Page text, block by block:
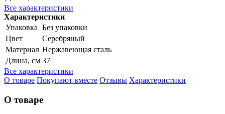
Все характеристики
Характеристики
Упаковка Без упаковки
Цвет
Серебряный
Материал Нержавеющая сталь
Длина, см 37
Все характеристики
О товаре Покупают вместе Отзывы Характеристики
О товаре